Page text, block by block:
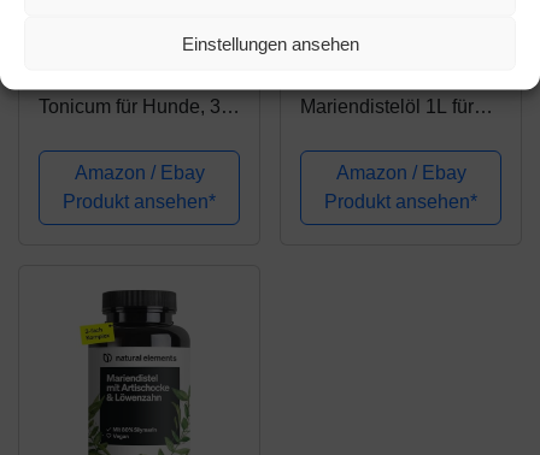
Einstellungen ansehen
Tonicum für Hunde, 3 x
und Stärkung des
Immunsystems vom
Hund, diätischer
Appetitlosigkeit
Amazon / Ebay
Produkt ansehen*
15,95€
Mariendistelöl 1L für
Katzen – Natürliche
Nahrungsergänzung &
kaltgepresst – Reich an
Amazon / Ebay
Produkt ansehen*